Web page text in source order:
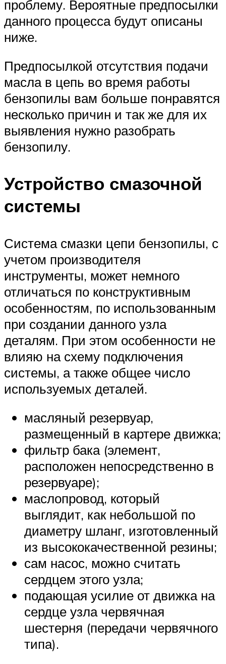
проблему. Вероятные предпосылки
данного процесса будут описаны
ниже.
Предпосылкой отсутствия подачи
масла в цепь во время работы
бензопилы вам больше понравятся
несколько причин и так же для их
выявления нужно разобрать
бензопилу.
Устройство смазочной
системы
Система смазки цепи бензопилы, с
учетом производителя
инструменты, может немного
отличаться по конструктивным
особенностям, по использованным
при создании данного узла
деталям. При этом особенности не
влияю на схему подключения
системы, а также общее число
используемых деталей.
масляный резервуар,
размещенный в картере движка;
фильтр бака (элемент,
расположен непосредственно в
резервуаре);
маслопровод, который
выглядит, как небольшой по
диаметру шланг, изготовленный
из высококачественной резины;
сам насос, можно считать
сердцем этого узла;
подающая усилие от движка на
сердце узла червячная
шестерня (передачи червячного
типа).